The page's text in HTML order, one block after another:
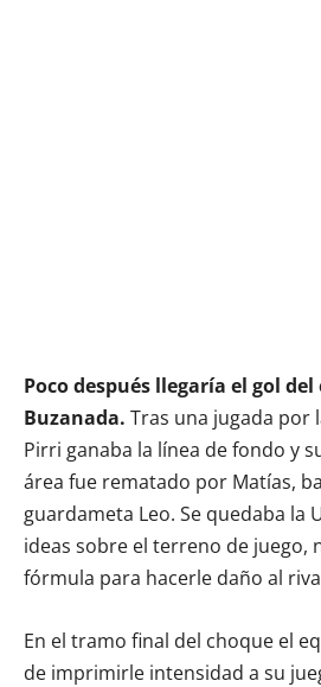
Poco después llegaría el gol del
Buzanada. Tras una jugada por
Pirri ganaba la línea de fondo y
área fue rematado por Matías,
guardameta Leo. Se quedaba la
ideas sobre el terreno de juego,
fórmula para hacerle daño al
En el tramo final del choque el
de imprimirle intensidad a su